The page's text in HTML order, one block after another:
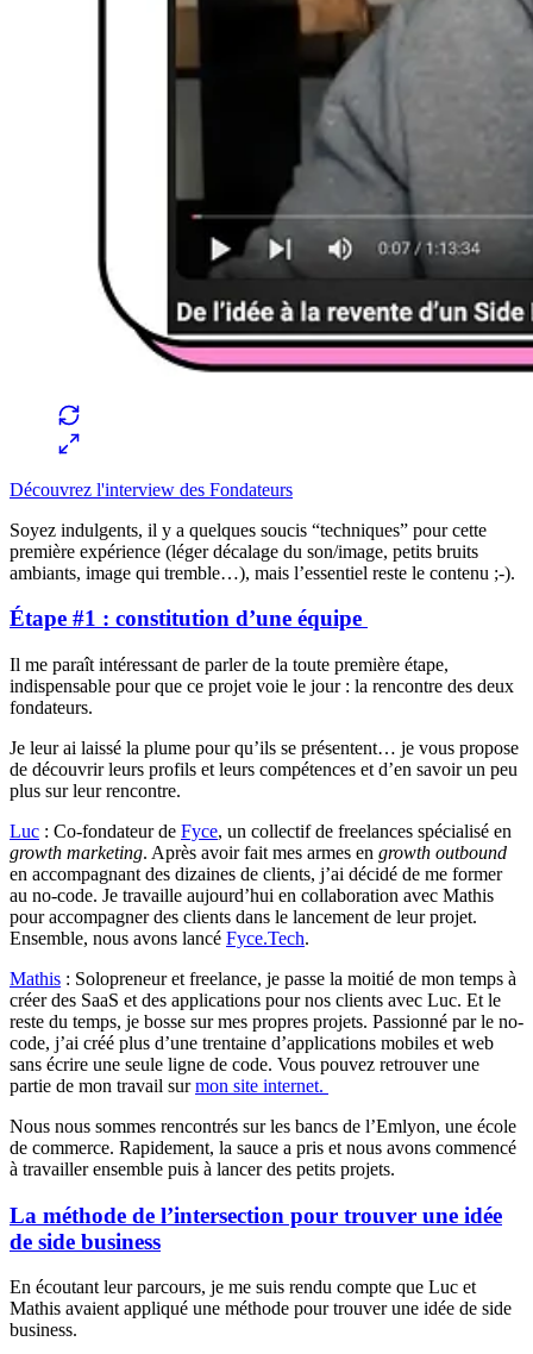
Découvrez l'interview des Fondateurs
Soyez indulgents, il y a quelques soucis “techniques” pour cette
première expérience (léger décalage du son/image, petits bruits
ambiants, image qui tremble…), mais l’essentiel reste le contenu ;-).
Étape #1 : constitution d’une équipe
Il me paraît intéressant de parler de la toute première étape,
indispensable pour que ce projet voie le jour : la rencontre des deux
fondateurs.
Je leur ai laissé la plume pour qu’ils se présentent… je vous propose
de découvrir leurs profils et leurs compétences et d’en savoir un peu
plus sur leur rencontre.
Luc : Co-fondateur de Fyce, un collectif de freelances spécialisé en
growth marketing. Après avoir fait mes armes en growth outbound
en accompagnant des dizaines de clients, j’ai décidé de me former
au no-code. Je travaille aujourd’hui en collaboration avec Mathis
pour accompagner des clients dans le lancement de leur projet.
Ensemble, nous avons lancé Fyce.Tech.
Mathis : Solopreneur et freelance, je passe la moitié de mon temps à
créer des SaaS et des applications pour nos clients avec Luc. Et le
reste du temps, je bosse sur mes propres projets. Passionné par le no-
code, j’ai créé plus d’une trentaine d’applications mobiles et web
sans écrire une seule ligne de code. Vous pouvez retrouver une
partie de mon travail surmon site internet.
Nous nous sommes rencontrés sur les bancs de l’Emlyon, une école
de commerce. Rapidement, la sauce a pris et nous avons commencé
à travailler ensemble puis à lancer des petits projets.
La méthode de l’intersection pour trouver une idée
de side business
En écoutant leur parcours, je me suis rendu compte que Luc et
Mathis avaient appliqué une méthode pour trouver une idée de side
business.